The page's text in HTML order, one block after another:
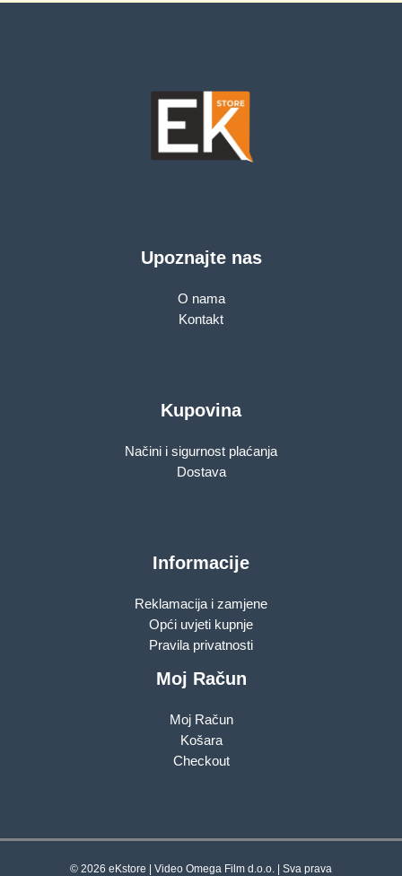
Upoznajte nas
O nama
Kontakt
Kupovina
Načini i sigurnost plaćanja
Dostava
Informacije
Reklamacija i zamjene
Opći uvjeti kupnje
Pravila privatnosti
Moj Račun
Moj Račun
Košara
Checkout
© 2026 eKstore | Video Omega Film d.o.o. | Sva prava